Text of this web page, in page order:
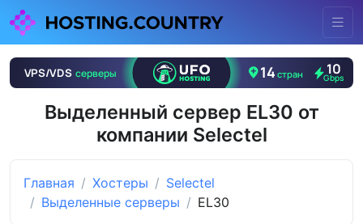
Выделенный сервер EL30 от
компании Selectel
Главная Хостеры
Selectel
Выделенные серверы
EL30